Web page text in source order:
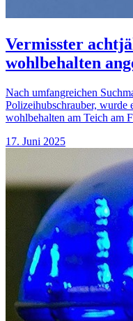
Vermisster
wohlbehalten
Nach umfangreichen
Polizeihubschrauber, wurde
wohlbehalten am Teich am
17. Juni 2025